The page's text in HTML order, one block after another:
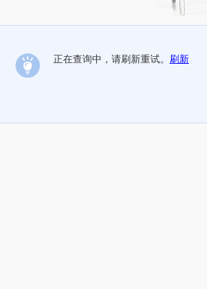
正在查询中，请刷新重试。 刷新